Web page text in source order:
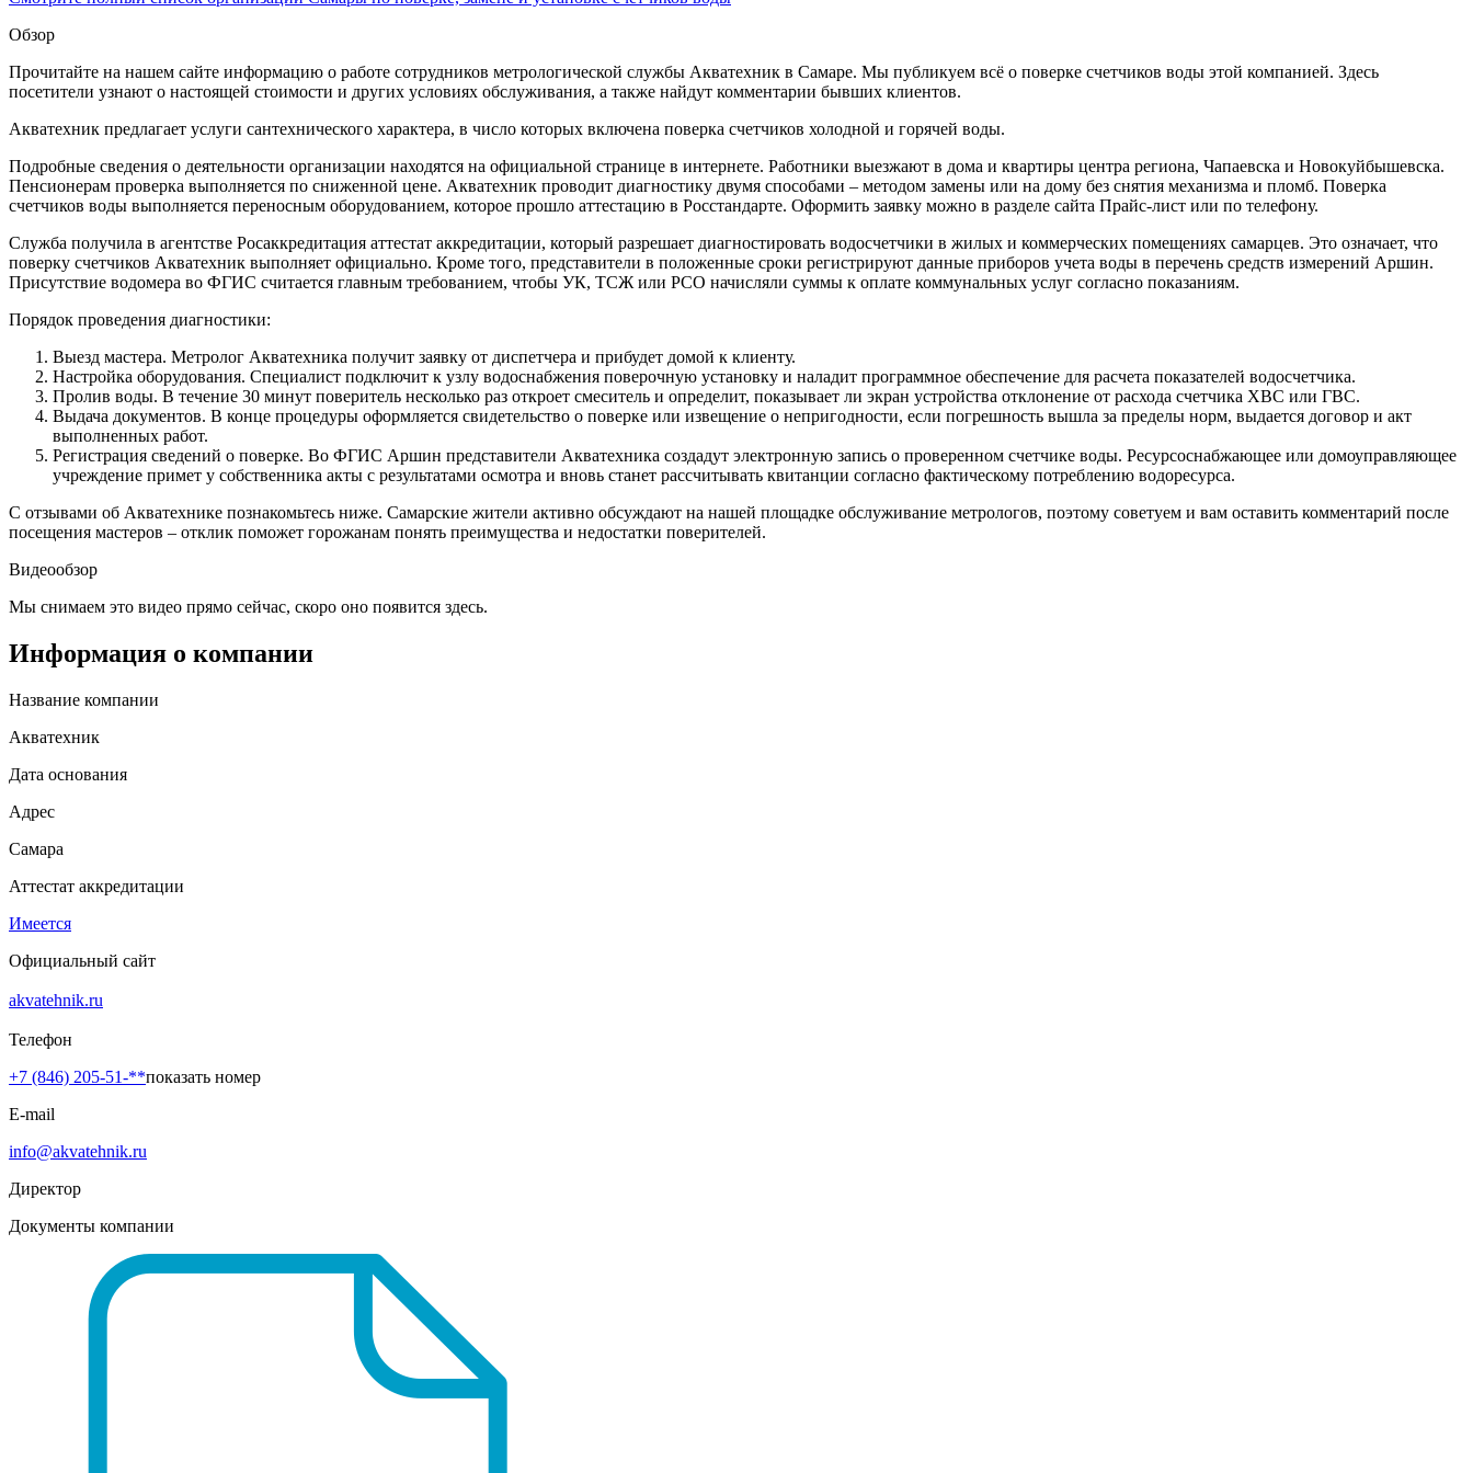
Обзор
Прочитайте на нашем сайте информацию о работе сотрудников метрологической службы Акватехник в Самаре. Мы публикуем всё о поверке счетчиков воды этой компанией. Здесь
посетители узнают о настоящей стоимости и других условиях обслуживания, а также найдут комментарии бывших клиентов.
Акватехник предлагает услуги сантехнического характера, в число которых включена поверка счетчиков холодной и горячей воды.
Подробные сведения о деятельности организации находятся на официальной странице в интернете. Работники выезжают в дома и квартиры центра региона, Чапаевска и Новокуйбышевска.
Пенсионерам проверка выполняется по сниженной цене. Акватехник проводит диагностику двумя способами – методом замены или на дому без снятия механизма и пломб. Поверка
счетчиков воды выполняется переносным оборудованием, которое прошло аттестацию в Росстандарте. Оформить заявку можно в разделе сайта Прайс-лист или по телефону.
Служба получила в агентстве Росаккредитация аттестат аккредитации, который разрешает диагностировать водосчетчики в жилых и коммерческих помещениях самарцев. Это означает, что
поверку счетчиков Акватехник выполняет официально. Кроме того, представители в положенные сроки регистрируют данные приборов учета воды в перечень средств измерений Аршин.
Присутствие водомера во ФГИС считается главным требованием, чтобы УК, ТСЖ или РСО начисляли суммы к оплате коммунальных услуг согласно показаниям.
Порядок проведения диагностики:
Выезд мастера. Метролог Акватехника получит заявку от диспетчера и прибудет домой к клиенту.
Настройка оборудования. Специалист подключит к узлу водоснабжения поверочную установку и наладит программное обеспечение для расчета показателей водосчетчика.
Пролив воды. В течение 30 минут поверитель несколько раз откроет смеситель и определит, показывает ли экран устройства отклонение от расхода счетчика ХВС или ГВС.
Выдача документов. В конце процедуры оформляется свидетельство о поверке или извещение о непригодности, если погрешность вышла за пределы норм, выдается договор и акт
выполненных работ.
Регистрация сведений о поверке. Во ФГИС Аршин представители Акватехника создадут электронную запись о проверенном счетчике воды. Ресурсоснабжающее или домоуправляющее
учреждение примет у собственника акты с результатами осмотра и вновь станет рассчитывать квитанции согласно фактическому потреблению водоресурса.
С отзывами об Акватехнике познакомьтесь ниже. Самарские жители активно обсуждают на нашей площадке обслуживание метрологов, поэтому советуем и вам оставить комментарий после
посещения мастеров – отклик поможет горожанам понять преимущества и недостатки поверителей.
Видеообзор
Мы снимаем это видео прямо сейчас, скоро оно появится здесь.
Информация о компании
Название компании
Акватехник
Дата основания
Адрес
Самара
Аттестат аккредитации
Имеется
Официальный сайт
akvatehnik.ru
Телефон
+7 (846) 205-51-**показать номер
E-mail
info@akvatehnik.ru
Директор
Документы компании